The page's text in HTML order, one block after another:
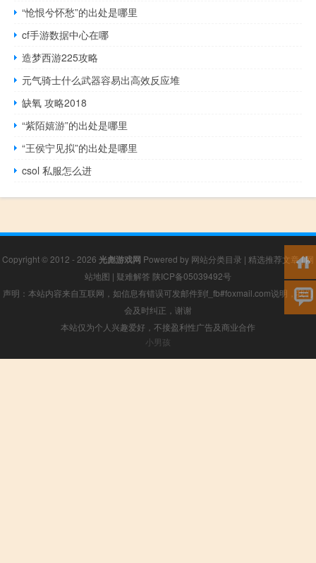
“怆恨兮怀愁”的出处是哪里
cf手游数据中心在哪
造梦西游225攻略
元气骑士什么武器容易出高效反应堆
缺氧 攻略2018
“紫陌嬉游”的出处是哪里
“王侯宁见拟”的出处是哪里
csol 私服怎么进
Copyright © 2012 - 2026 光彪游戏网 Powered by 网站分类目录 | 精选推荐文章|网
站地图 | 疑难解答 陕ICP备05039492号
声明：本站内容来自互联网，如信息有错误可发邮件到f_fb#foxmail.com说明，我们
会及时纠正，谢谢
本站仅为个人兴趣爱好，不接盈利性广告及商业合作
小男孩